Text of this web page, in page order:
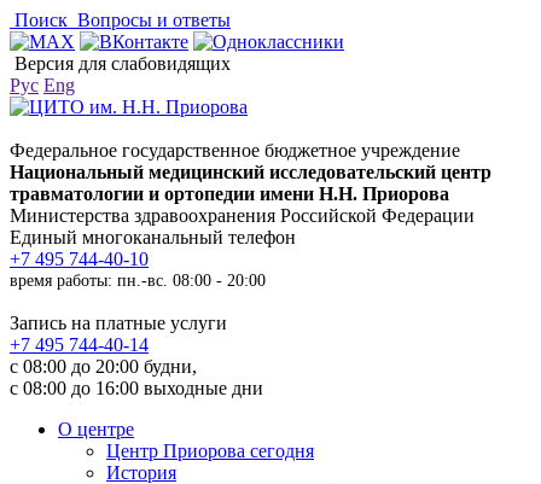
Поиск Вопросы и ответы
Версия для слабовидящих
Рус Eng
Федеральное государственное бюджетное учреждение
Национальный медицинский исследовательский центр
травматологии и ортопедии имени Н.Н. Приорова
Министерства здравоохранения Российской Федерации
Единый многоканальный телефон
+7 495 744-40-10
время работы: пн.-вс. 08:00 - 20:00
Запись на платные услуги
+7 495 744-40-14
с 08:00 до 20:00 будни,
с 08:00 до 16:00 выходные дни
О центре
Центр Приорова сегодня
История